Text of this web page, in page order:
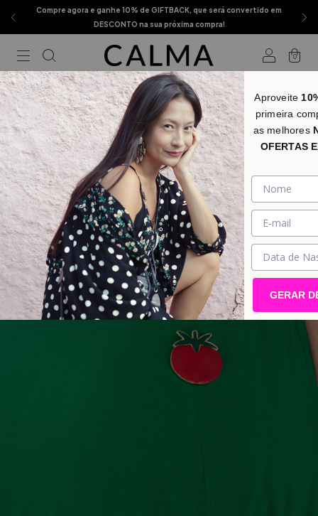
Compre agora e ganhe 10% de GIFTBACK, que será convertido em
DESCONTO na sua próxima compra!
0
Aproveite
primeira
as melhores
OFERTAS
GERAR